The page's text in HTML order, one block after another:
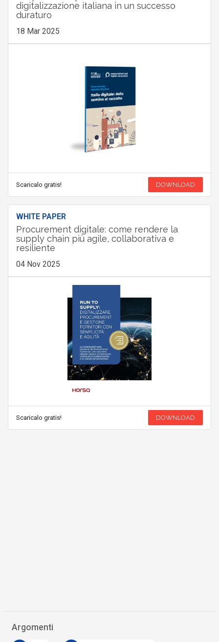
digitalizzazione italiana in un successo
duraturo
18 Mar 2025
Scaricalo gratis! DOWNLOAD
WHITE PAPER
Procurement digitale: come rendere la
supply chain più agile, collaborativa e
resiliente
04 Nov 2025
Scaricalo gratis! DOWNLOAD
Argomenti